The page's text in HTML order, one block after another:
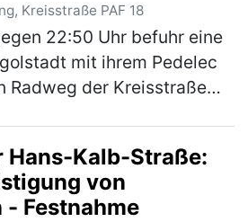
Kreisstraße PAF 18
22:50 Uhr befuhr eine
mit ihrem Pedelec
Radweg der Kreisstraße
Hans-Kalb-Straße:
von
Festnahme